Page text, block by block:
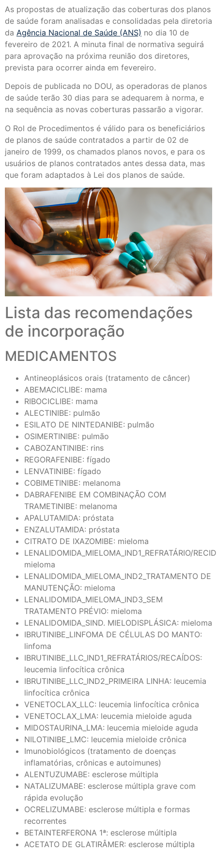
As propostas de atualização das coberturas dos planos
de saúde foram analisadas e consolidadas pela diretoria
da Agência Nacional de Saúde (ANS) no dia 10 de
fevereiro de 2021. A minuta final de normativa seguirá
para aprovação na próxima reunião dos diretores,
prevista para ocorrer ainda em fevereiro.
Depois de publicada no DOU, as operadoras de planos
de saúde terão 30 dias para se adequarem à norma, e
na sequência as novas coberturas passarão a vigorar.
O Rol de Procedimentos é válido para os beneficiários
de planos de saúde contratados a partir de 02 de
janeiro de 1999, os chamados planos novos, e para os
usuários de planos contratados antes dessa data, mas
que foram adaptados à Lei dos planos de saúde.
Lista das recomendações
de incorporação
MEDICAMENTOS
Antineoplásicos orais (tratamento de câncer)
ABEMACICLIBE: mama
RIBOCICLIBE: mama
ALECTINIBE: pulmão
ESILATO DE NINTEDANIBE: pulmão
OSIMERTINIBE: pulmão
CABOZANTINIBE: rins
REGORAFENIBE: fígado
LENVATINIBE: fígado
COBIMETINIBE: melanoma
DABRAFENIBE EM COMBINAÇÃO COM
TRAMETINIBE: melanoma
APALUTAMIDA: próstata
ENZALUTAMIDA: próstata
CITRATO DE IXAZOMIBE: mieloma
LENALIDOMIDA_MIELOMA_IND1_REFRATÁRIO/
mieloma
LENALIDOMIDA_MIELOMA_IND2_TRATAMENTO DE
MANUTENÇÃO: mieloma
LENALIDOMIDA_MIELOMA_IND3_SEM
TRATAMENTO PRÉVIO: mieloma
LENALIDOMIDA_SIND. MIELODISPLÁSICA: mieloma
IBRUTINIBE_LINFOMA DE CÉLULAS DO MANTO:
linfoma
IBRUTINIBE_LLC_IND1_REFRATÁRIOS/RECAÍDOS:
leucemia linfocítica crônica
IBRUTINIBE_LLC_IND2_PRIMEIRA LINHA: leucemia
linfocítica crônica
VENETOCLAX_LLC: leucemia linfocítica crônica
VENETOCLAX_LMA: leucemia mieloide aguda
MIDOSTAURINA_LMA: leucemia mieloide aguda
NILOTINIBE_LMC: leucemia mieloide crônica
Imunobiológicos (tratamento de doenças
inflamatórias, crônicas e autoimunes)
ALENTUZUMABE: esclerose múltipla
NATALIZUMABE: esclerose múltipla grave com
rápida evolução
OCRELIZUMABE: esclerose múltipla e formas
recorrentes
BETAINTERFERONA 1ª: esclerose múltipla
ACETATO DE GLATIRÂMER: esclerose múltipla